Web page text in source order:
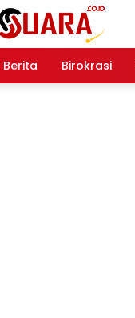
Berita Birokrasi